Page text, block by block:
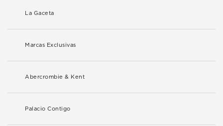
La Gaceta
Marcas Exclusivas
Abercrombie & Kent
Palacio Contigo